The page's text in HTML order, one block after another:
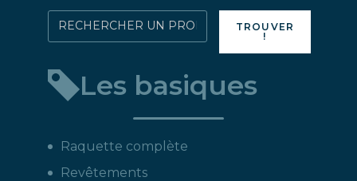
Rechercher
directement
produit
:
TROUVER
!
Les basiques
Raquette complète
Revêtements